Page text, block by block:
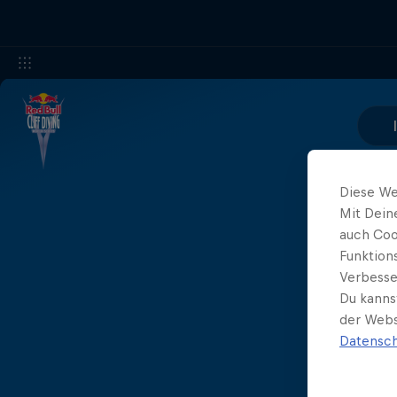
Diese
Mit
auch
Du
der